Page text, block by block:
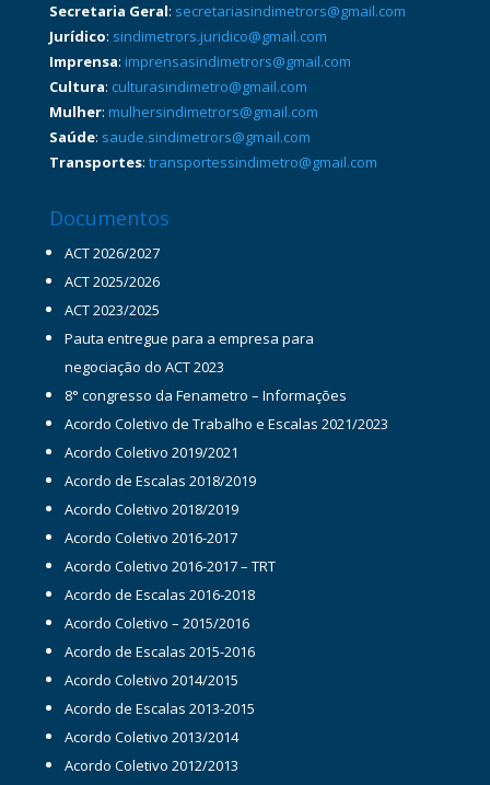
Secretaria Geral: secretariasindimetrors@gmail.com
Jurídico: sindimetrors.juridico@gmail.com
Imprensa: imprensasindimetrors@gmail.com
Cultura: culturasindimetro@gmail.com
Mulher: mulhersindimetrors@gmail.com
Saúde: saude.sindimetrors@gmail.com
Transportes: transportessindimetro@gmail.com
Documentos
ACT 2026/2027
ACT 2025/2026
ACT 2023/2025
Pauta entregue para a empresa para
negociação do ACT 2023
8° congresso da Fenametro – Informações
Acordo Coletivo de Trabalho e Escalas 2021/2023
Acordo Coletivo 2019/2021
Acordo de Escalas 2018/2019
Acordo Coletivo 2018/2019
Acordo Coletivo 2016-2017
Acordo Coletivo 2016-2017 – TRT
Acordo de Escalas 2016-2018
Acordo Coletivo – 2015/2016
Acordo de Escalas 2015-2016
Acordo Coletivo 2014/2015
Acordo de Escalas 2013-2015
Acordo Coletivo 2013/2014
Acordo Coletivo 2012/2013